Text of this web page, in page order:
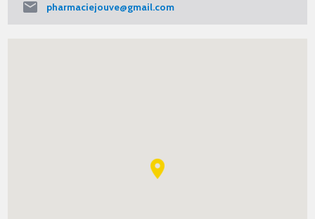
pharmaciejouve@gmail.com